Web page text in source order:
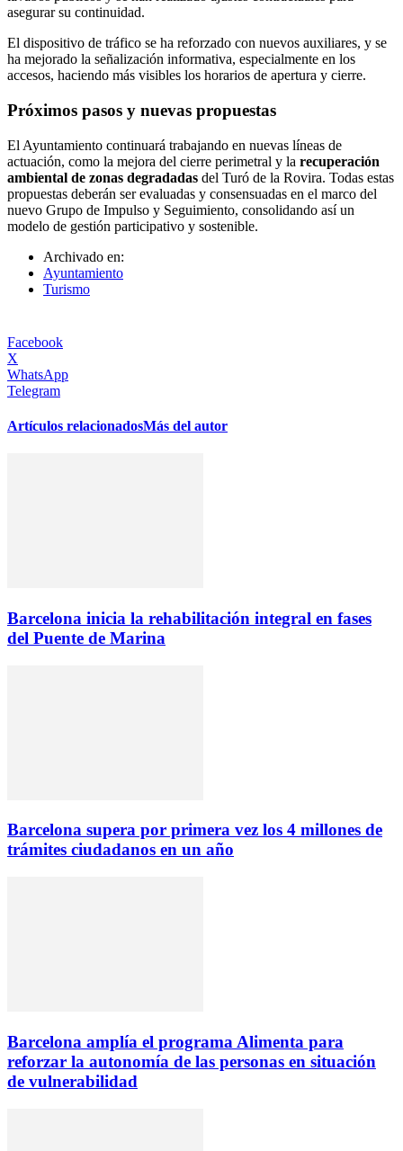
asegurar su continuidad.
El dispositivo de tráfico se ha reforzado con nuevos auxiliares, y se
ha mejorado la señalización informativa, especialmente en los
accesos, haciendo más visibles los horarios de apertura y cierre.
Próximos pasos y nuevas propuestas
El Ayuntamiento continuará trabajando en nuevas líneas de
actuación, como la mejora del cierre perimetral y la recuperación
ambiental de zonas degradadas del Turó de la Rovira. Todas estas
propuestas deberán ser evaluadas y consensuadas en el marco del
nuevo Grupo de Impulso y Seguimiento, consolidando así un
modelo de gestión participativo y sostenible.
Archivado en:
Ayuntamiento
Turismo
Facebook
X
WhatsApp
Telegram
Artículos relacionadosMás del autor
Barcelona inicia la rehabilitación integral en fases
del Puente de Marina
Barcelona supera por primera vez los 4 millones de
trámites ciudadanos en un año
Barcelona amplía el programa Alimenta para
reforzar la autonomía de las personas en situación
de vulnerabilidad